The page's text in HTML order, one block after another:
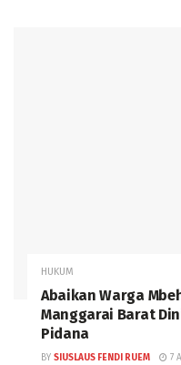
HUKUM
Abaikan Warga
Manggarai Barat
Pidana
BY SIUSLAUS FENDI RUEM 7